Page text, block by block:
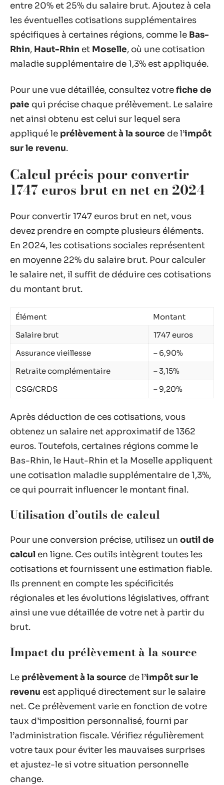
entre 20% et 25% du salaire brut. Ajoutez à cela
les éventuelles cotisations supplémentaires
spécifiques à certaines régions, comme le Bas-
Rhin, Haut-Rhin et Moselle, où une cotisation
maladie supplémentaire de 1,3% est appliquée.
Pour une vue détaillée, consultez votrefiche de
paie qui précise chaque prélèvement. Le salaire
net ainsi obtenu est celui sur lequel sera
appliqué le prélèvement à la source de l’impôt
sur le revenu.
Calcul précis pour convertir
1747 euros brut en net en 2024
Pour convertir 1747 euros brut en net, vous
devez prendre en compte plusieurs éléments.
En 2024, les cotisations sociales représentent
en moyenne 22% du salaire brut. Pour calculer
le salaire net, il suffit de déduire ces cotisations
du montant brut.
Élément
Montant
Salaire brut
1747 euros
Assurance vieillesse
– 6,90%
Retraite complémentaire
– 3,15%
CSG/CRDS
– 9,20%
Après déduction de ces cotisations, vous
obtenez un salaire net approximatif de 1362
euros. Toutefois, certaines régions comme le
Bas-Rhin, le Haut-Rhin et la Moselle appliquent
une cotisation maladie supplémentaire de 1,3%,
ce qui pourrait influencer le montant final.
Utilisation d’outils de calcul
Pour une conversion précise, utilisez un outil de
calcul en ligne. Ces outils intègrent toutes les
cotisations et fournissent une estimation fiable.
Ils prennent en compte les spécificités
régionales et les évolutions législatives, offrant
ainsi une vue détaillée de votre net à partir du
brut.
Impact du prélèvement à la source
Le prélèvement à la source de l’impôt sur le
revenu est appliqué directement sur le salaire
net. Ce prélèvement varie en fonction de votre
taux d’imposition personnalisé, fourni par
l’administration fiscale. Vérifiez régulièrement
votre taux pour éviter les mauvaises surprises
et ajustez-le si votre situation personnelle
change.